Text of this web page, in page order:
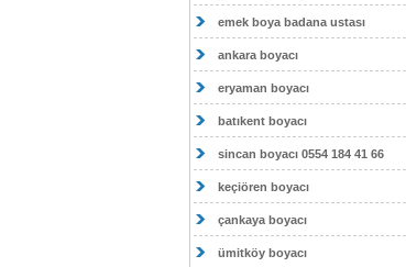
emek boya badana ustası
ankara boyacı
eryaman boyacı
batıkent boyacı
sincan boyacı 0554 184 41 66
keçiören boyacı
çankaya boyacı
ümitköy boyacı